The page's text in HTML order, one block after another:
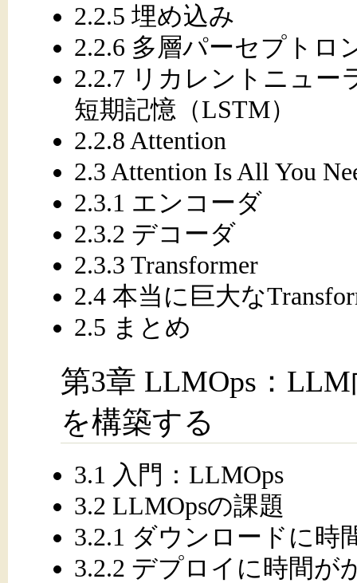
2.2.5 埋め込み
2.2.6 多層パーセプトロ
2.2.7 リカレントニュー
短期記憶（LSTM）
2.2.8 Attention
2.3 Attention Is All You
2.3.1 エンコーダ
2.3.2 デコーダ
2.3.3 Transformer
2.4 本当に巨大な
2.5 まとめ
第3章 LLMOps：
を構築する
3.1 入門：LLMOps
3.2 LLMOpsの課題
3.2.1 ダウンロードに時
3.2.2 デプロイに時間が